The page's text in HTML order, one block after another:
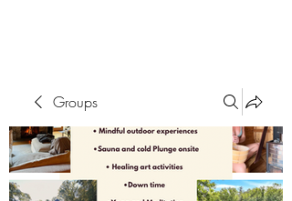
Groups